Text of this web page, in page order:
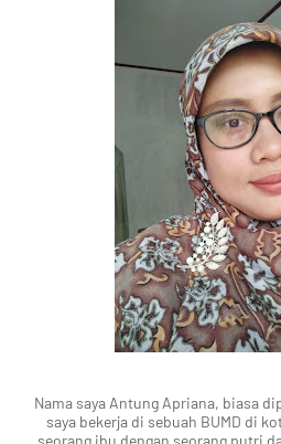
Nama saya Antung Apriana, biasa
saya bekerja di sebuah BUMD di
seorang ibu dengan seorang putri